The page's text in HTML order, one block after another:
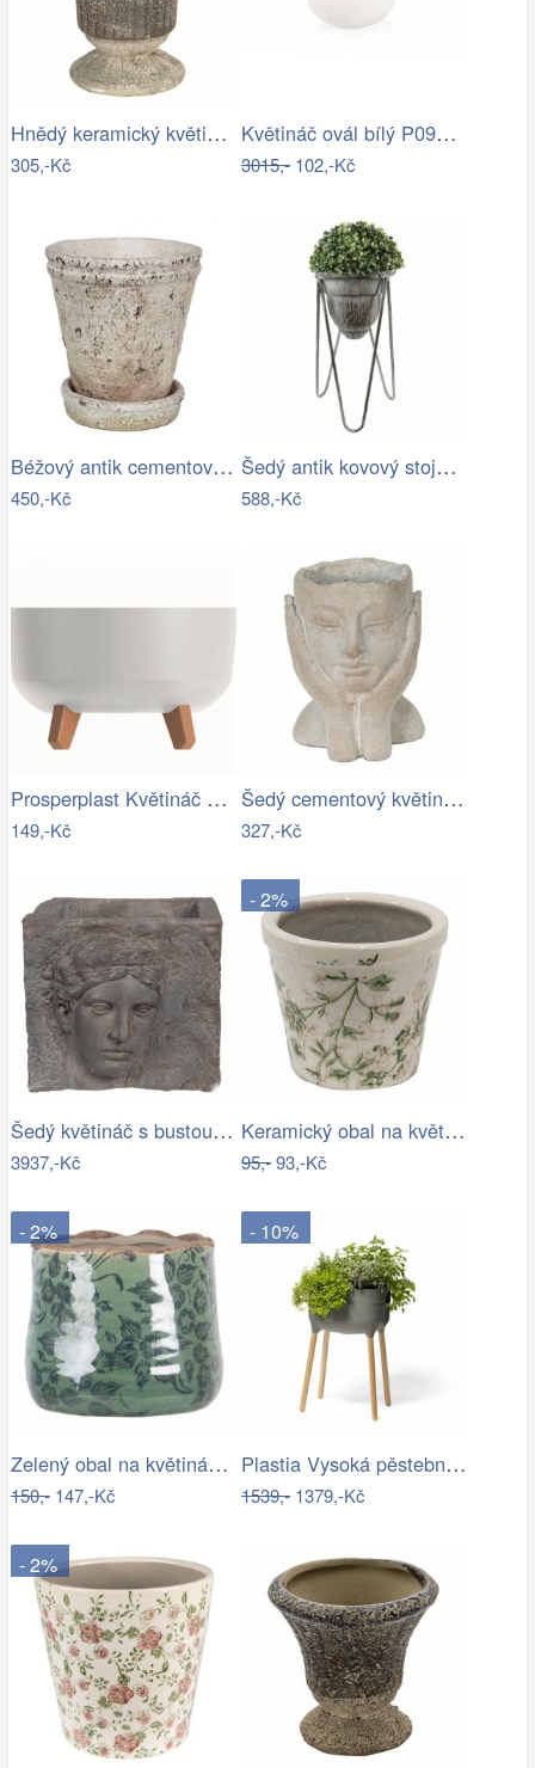
Hnědý keramický květináč s patinou v…
305,-Kč
Květináč ovál bílý P0990/2
3015,-102,-Kč
Béžový antik cementový květináč s…
450,-Kč
Šedý antik kovový stojan na květiny - Ø…
588,-Kč
Prosperplast Květináč Gracyeen bílý,…
149,-Kč
Šedý cementový květináč hlava ženy v…
327,-Kč
Šedý květináč s bustou v antickém stylu…
3937,-Kč
- 2%
Keramický obal na květináč se zelenými…
95,-93,-Kč
- 2%
Zelený obal na květináč s květy a…
150,-147,-Kč
- 10%
Plastia Vysoká pěstební nádoba Urbalive…
1539,-1379,-Kč
- 2%